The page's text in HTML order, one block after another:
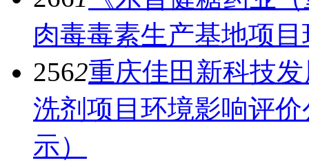
肉毒毒素生产基地项
2562重庆佳田新科技
洗剂项目环境影响评
示）